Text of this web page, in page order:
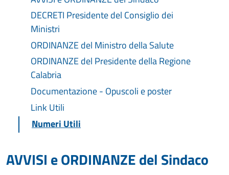
DECRETI Presidente del Consiglio dei
Ministri
ORDINANZE del Ministro della Salute
ORDINANZE del Presidente della Regione
Calabria
Documentazione - Opuscoli e poster
Link Utili
Numeri Utili
AVVISI e ORDINANZE del Sindaco